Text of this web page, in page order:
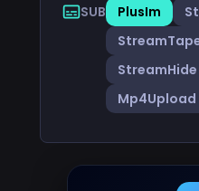
SUB PlusIm
StreamHide
Mp4Upload